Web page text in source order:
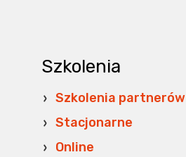
Szkolenia
Szkolenia partnerów
Stacjonarne
Online